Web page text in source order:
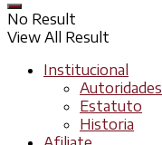
No Result
View All Result
Institucional
Autoridades
Estatuto
Historia